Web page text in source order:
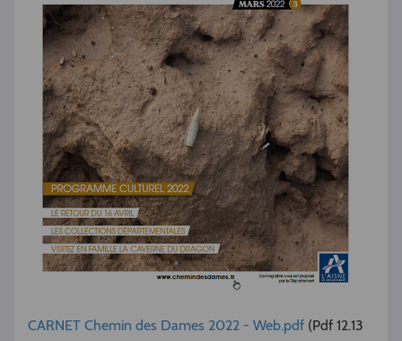
CARNET Chemin des Dames 2022 - Web.pdf (Pdf 12.13